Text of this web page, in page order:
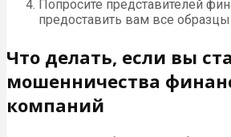
Попросите представителей
предоставить вам все
Что делать, если вы
мошенничества
компаний